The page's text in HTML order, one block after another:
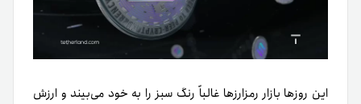
این روزها بازار رمزارزها غالباً رنگ سبز را به خود می‌بیند و ارزش